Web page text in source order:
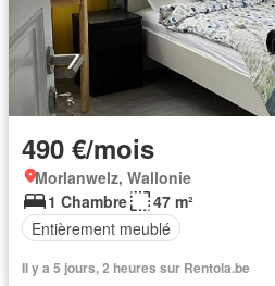
490 €/mois
Morlanwelz, Wallonie
1 Chambre
47 m²
Entièrement meublé
Il y a 5 jours, 2 heures sur Rentola.be